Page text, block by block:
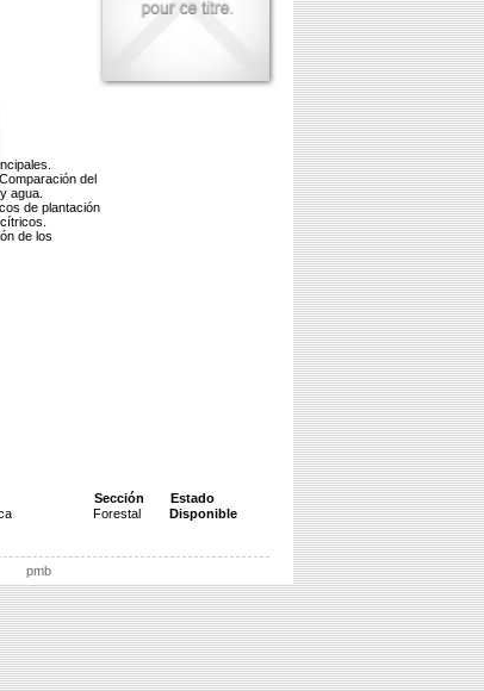
del
agua.
de plantación
de los
Sección
Estado
Forestal Disponible
pmb